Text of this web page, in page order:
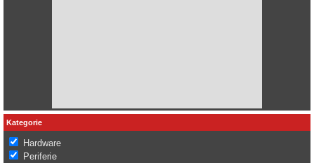
Kategorie
Hardware
Periferie